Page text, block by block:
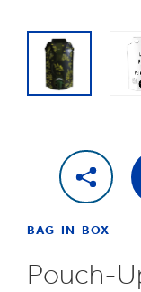
BAG-IN-BOX
Pouch-